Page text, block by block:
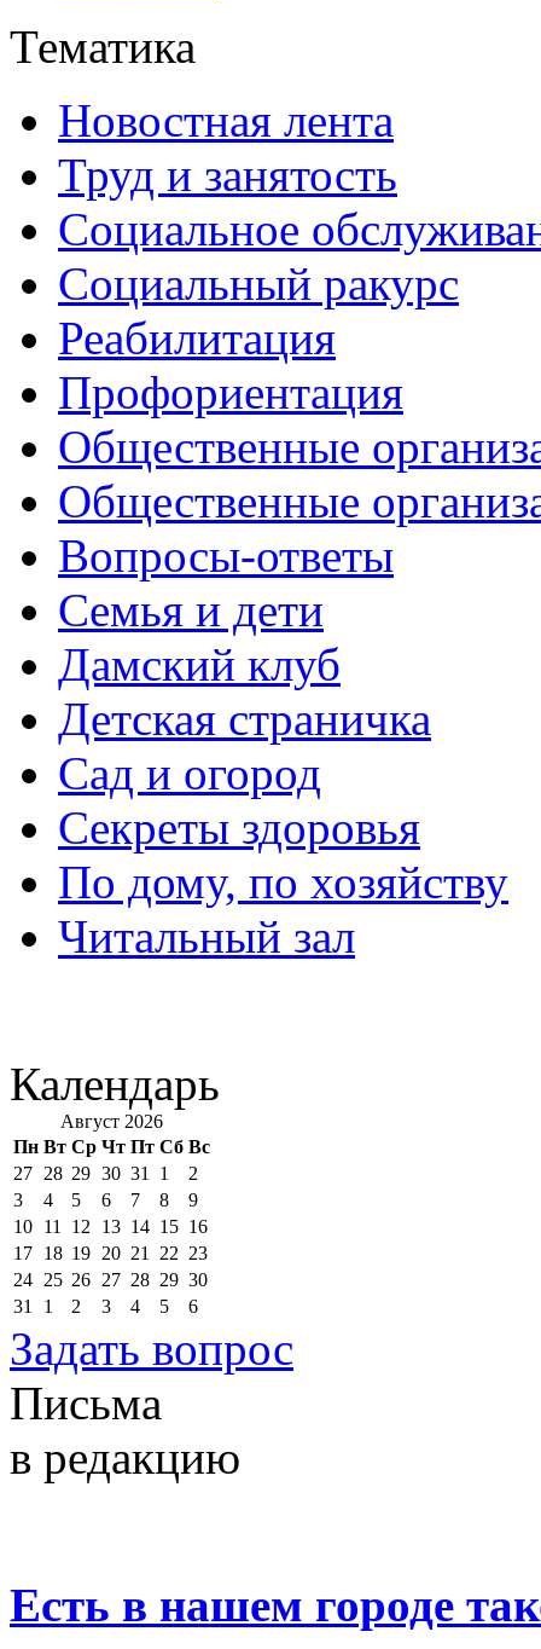
Тематика
Новостная лента
Труд и занятость
Социальное
Социальный ракурс
Реабилитация
Профориентация
Общественные
Общественные
Вопросы-ответы
Семья и дети
Дамский клуб
Детская страничка
Сад и огород
Секреты здоровья
По дому, по хозяйству
Читальный зал
Календарь
Август 2026
Пн Вт Ср Чт Пт Сб Вс
27 28 29 30 31 1
2
3
4 5 6 7 8
9
10 11 12 13 14 15 16
17 18 19 20 21 22 23
24 25 26 27 28 29 30
31
1 2 3 4 5 6
Задать вопрос
Письма
в редакцию
Есть в нашем городе